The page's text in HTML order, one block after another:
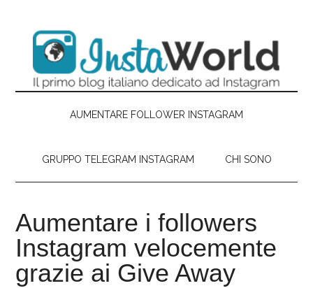
contenuto
principale
secondary
laterale
primaria
AUMENTARE FOLLOWER INSTAGRAM
GRUPPO TELEGRAM INSTAGRAM CHI SONO
Aumentare i followers
Instagram velocemente
grazie ai Give Away